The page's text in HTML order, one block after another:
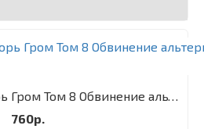
Комикс Майор Игорь Гром Том 8 Обвинение альтернативная обложка
760р.